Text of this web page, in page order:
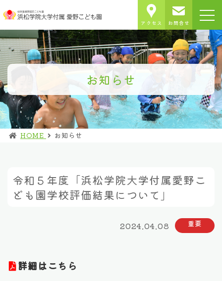
アクセス お問合せ
お知らせ
HOME お知らせ
令和５年度「浜松学院大学付属愛野こ
ども園学校評価結果について」
2024.04.08
詳細はこちら